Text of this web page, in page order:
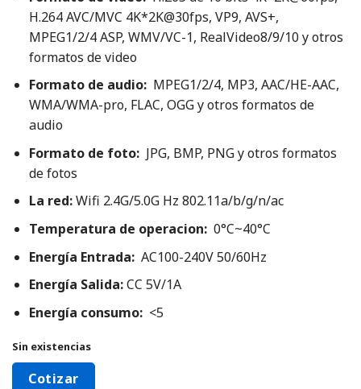
H.264 AVC/MVC 4K*2K@30fps, VP9, ​​AVS+,
MPEG1/2/4 ASP, WMV/VC-1, RealVideo8/9/10 y otros
formatos de video
Formato de audio: MPEG1/2/4, MP3, AAC/HE-AAC,
WMA/WMA-pro, FLAC, OGG y otros formatos de
audio
Formato de foto: JPG, BMP, PNG y otros formatos
de fotos
La red:Wifi 2.4G/5.0G Hz 802.11a/b/g/n/ac
Temperatura de operacion: 0°C~40°C
Energía Entrada: AC100-240V 50/60Hz
Energía Salida:CC 5V/1A
Energía consumo:<5
Sin existencias
Cotizar